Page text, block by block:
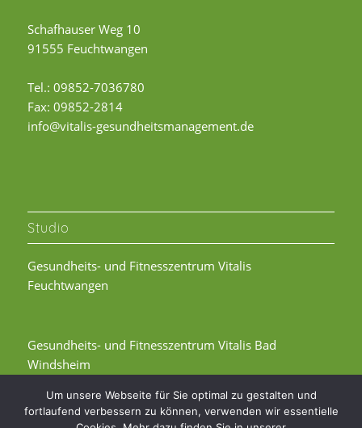
Schafhauser Weg 10
91555 Feuchtwangen
Tel.: 09852-7036780
Fax: 09852-2814
info@vitalis-gesundheitsmanagement.de
Studio
Gesundheits- und Fitnesszentrum Vitalis
Feuchtwangen
Gesundheits- und Fitnesszentrum Vitalis Bad
Windsheim
Um unsere Webseite für Sie optimal zu gestalten und
fortlaufend verbessern zu können, verwenden wir essentielle